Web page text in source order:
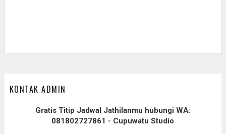
KONTAK ADMIN
Gratis Titip Jadwal Jathilanmu hubungi WA:
081802727861 - Cupuwatu Studio